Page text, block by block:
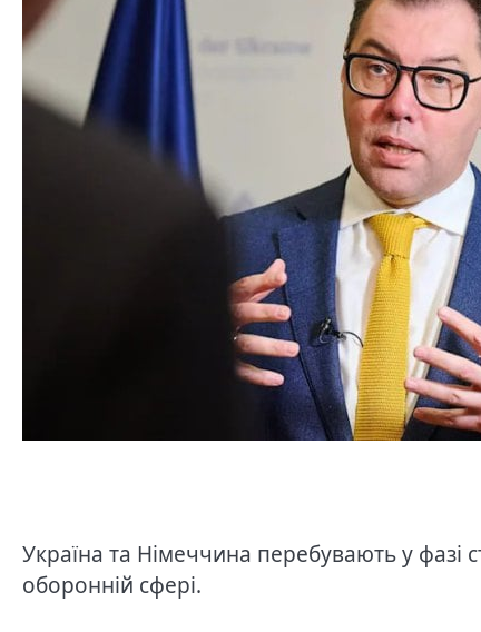
Україна та Німеччина перебувають у фазі
оборонній сфері.